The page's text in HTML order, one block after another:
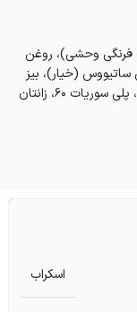
فرنگی وحشی)، روغن
ساتیووس (خیار)، بیز
وکس (موم زنبور عسل)، پی ای جی ۲۵ استئارات، پلی سوريات ۶۰، زانتان
اسکراب